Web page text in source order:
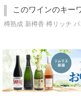
このワインのキー
樽熟成 新樽香 樽リッチ